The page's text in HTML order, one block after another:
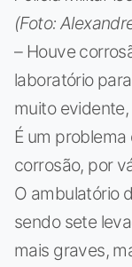
(Foto:
– Houve
laboratório
muito
É um
corrosão, por
O ambulatório
sendo sete
mais graves,